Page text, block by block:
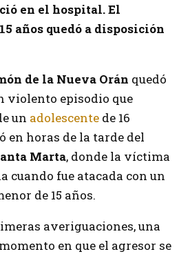
en el hospital. El
años quedó a disposición
de la Nueva Orán quedó
violento episodio que
un adolescente de 16
en horas de la tarde del
Marta, donde la víctima
cuando fue atacada con un
de 15 años.
averiguaciones, una
en que el agresor se